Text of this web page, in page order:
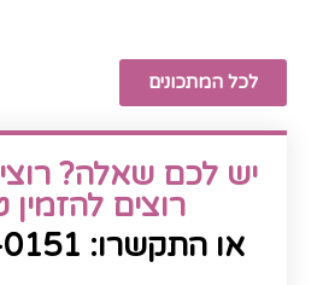
לכל המתכונים
יש לכם שאלה?
רוצים להזמין
או התקשרו: 052-341-0151